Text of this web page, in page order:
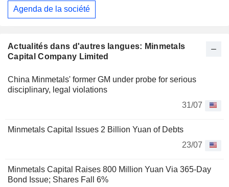
Actualités dans d'autres langues: Minmetals
Capital Company Limited
China Minmetals' former GM under probe for serious
disciplinary, legal violations
31/07
Minmetals Capital Issues 2 Billion Yuan of Debts
23/07
Minmetals Capital Raises 800 Million Yuan Via 365-Day
Bond Issue; Shares Fall 6%
Agenda de la société